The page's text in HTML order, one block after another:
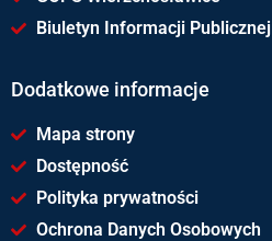
Biuletyn Informacji Publicznej
Dodatkowe informacje
Mapa strony
Dostępność
Polityka prywatności
Ochrona Danych Osobowych